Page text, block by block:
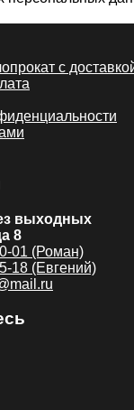
с
выходных
8
01 (Роман)
18 (Евгений)